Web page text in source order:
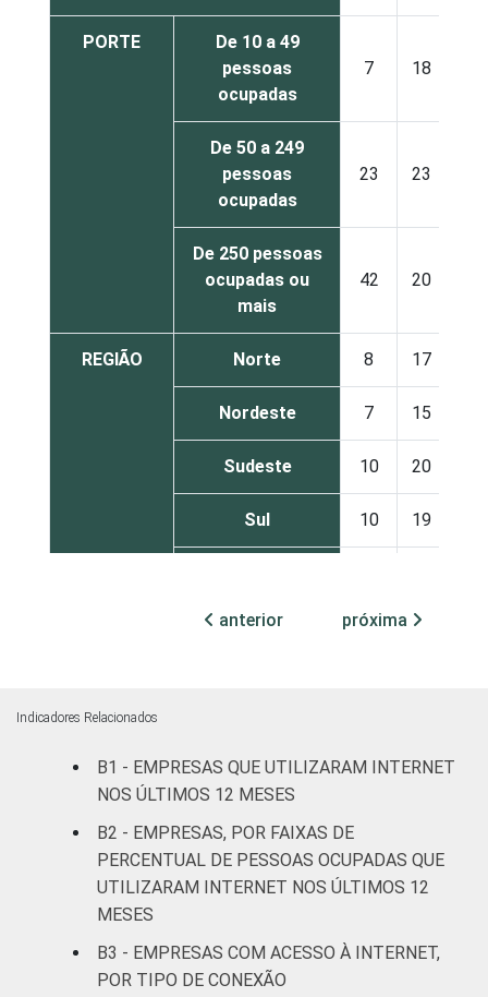
PORTE
De 10 a 49
pessoas
ocupadas
7 18
De 50 a 249
pessoas
ocupadas
23 23
De 250 pessoas
ocupadas ou
mais
42 20
REGIÃO Norte 8 17
Nordeste 7 15
Sudeste 10 20
Sul 10 19
Indústria de
Comércio,
reparação de
automotores e
motocicletas
armazenagem e
correio
13 15
anterior próxima
Indicadores Relacionados
B1 - EMPRESAS QUE UTILIZARAM INTERNET
NOS ÚLTIMOS 12 MESES
B2 - EMPRESAS, POR FAIXAS DE
PERCENTUAL DE PESSOAS OCUPADAS QUE
UTILIZARAM INTERNET NOS ÚLTIMOS 12
MESES
B3 - EMPRESAS COM ACESSO À INTERNET,
POR TIPO DE CONEXÃO